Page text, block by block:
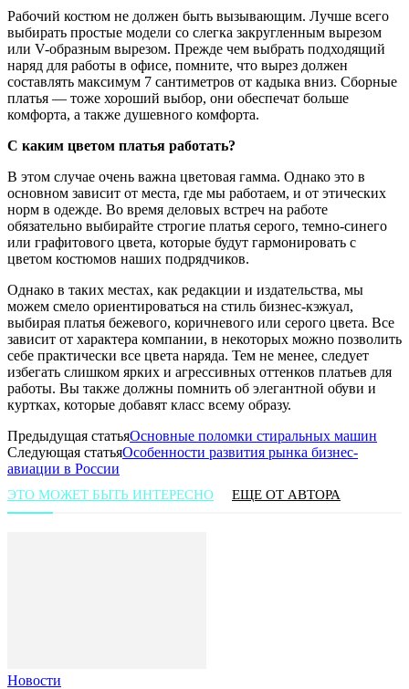
Рабочий костюм не должен быть вызывающим. Лучше всего
выбирать простые модели со слегка закругленным вырезом
или V-образным вырезом. Прежде чем выбрать подходящий
наряд для работы в офисе, помните, что вырез должен
составлять максимум 7 сантиметров от кадыка вниз. Сборные
платья — тоже хороший выбор, они обеспечат больше
комфорта, а также душевного комфорта.
С каким цветом платья работать?
В этом случае очень важна цветовая гамма. Однако это в
основном зависит от места, где мы работаем, и от этических
норм в одежде. Во время деловых встреч на работе
обязательно выбирайте строгие платья серого, темно-синего
или графитового цвета, которые будут гармонировать с
цветом костюмов наших подрядчиков.
Однако в таких местах, как редакции и издательства, мы
можем смело ориентироваться на стиль бизнес-кэжуал,
выбирая платья бежевого, коричневого или серого цвета. Все
зависит от характера компании, в некоторых можно позволить
себе практически все цвета наряда. Тем не менее, следует
избегать слишком ярких и агрессивных оттенков платьев для
работы. Вы также должны помнить об элегантной обуви и
куртках, которые добавят класс всему образу.
Предыдущая статьяОсновные поломки стиральных машин
Следующая статьяОсобенности развития рынка бизнес-
авиации в России
ЭТО МОЖЕТ БЫТЬ ИНТЕРЕСНО ЕЩЕ ОТ АВТОРА
Новости